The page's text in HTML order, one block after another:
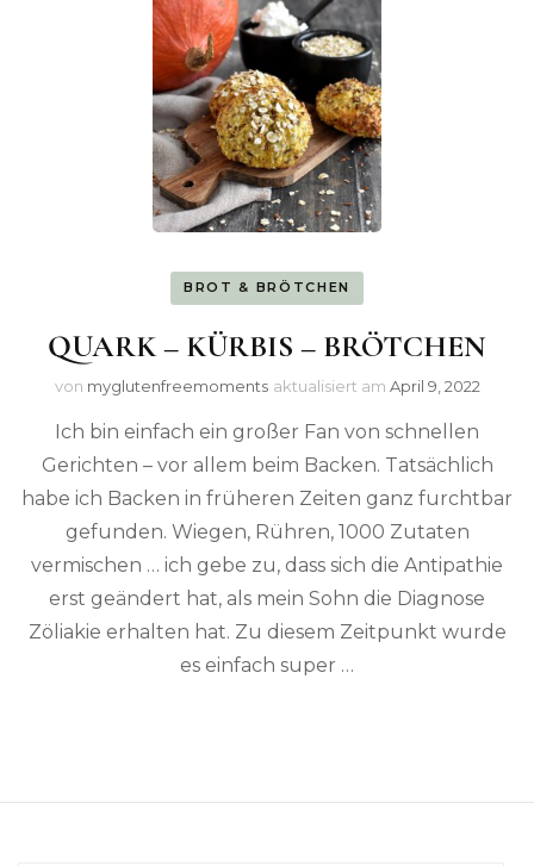
BROT & BRÖTCHEN
QUARK – KÜRBIS – BRÖTCHEN
von myglutenfreemoments aktualisiert am April 9, 2022
Ich bin einfach ein großer Fan von schnellen
Gerichten – vor allem beim Backen. Tatsächlich
habe ich Backen in früheren Zeiten ganz furchtbar
gefunden. Wiegen, Rühren, 1000 Zutaten
vermischen … ich gebe zu, dass sich die Antipathie
erst geändert hat, als mein Sohn die Diagnose
Zöliakie erhalten hat. Zu diesem Zeitpunkt wurde
es einfach super …